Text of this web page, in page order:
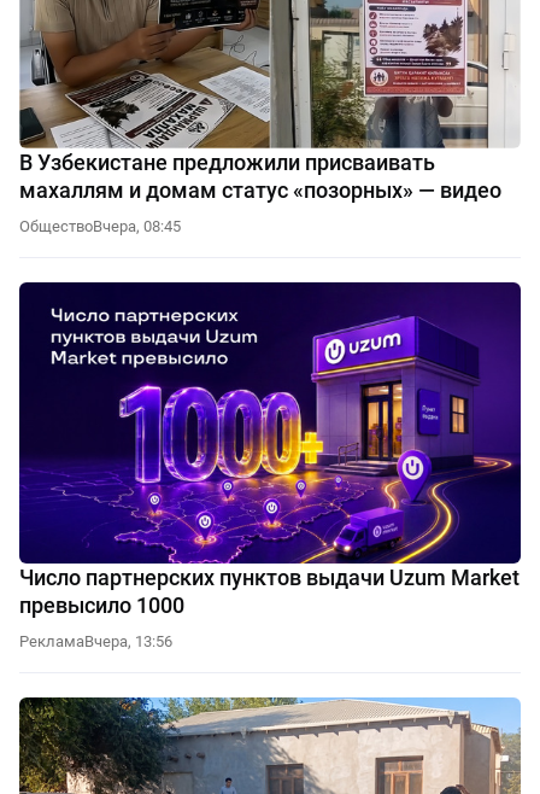
В Узбекистане предложили присваивать
махаллям и домам статус «позорных» — видео
ОбществоВчера, 08:45
Число партнерских пунктов выдачи Uzum Market
превысило 1000
РекламаВчера, 13:56